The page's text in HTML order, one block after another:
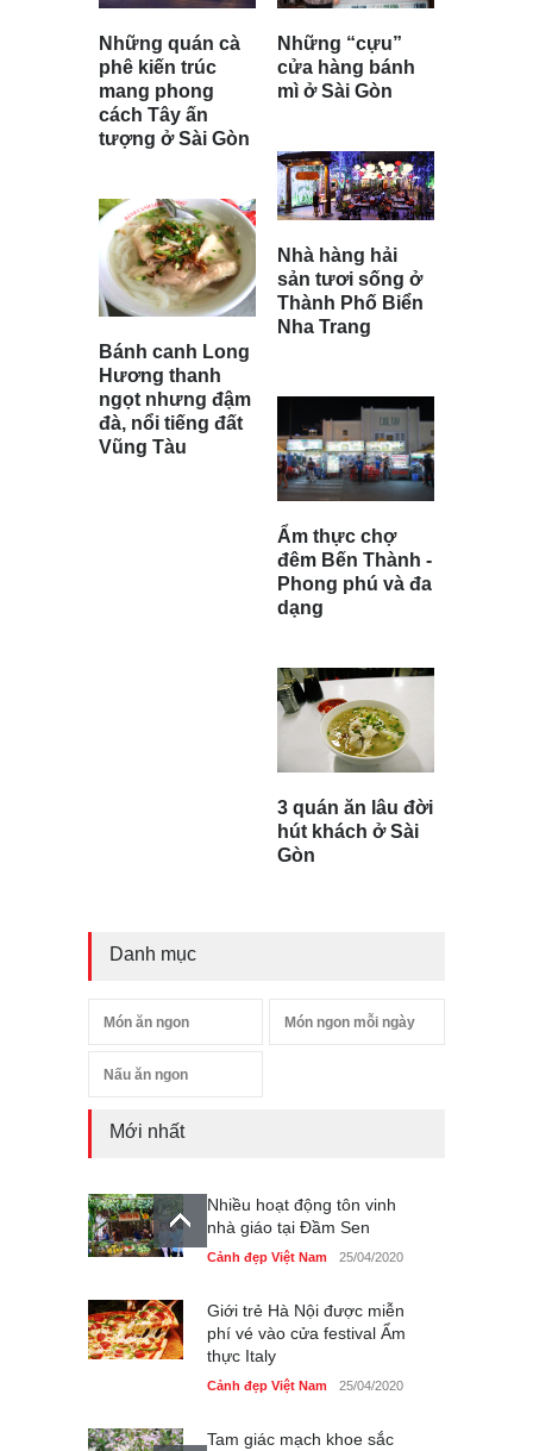
Những quán cà
phê kiến trúc
mang phong
cách Tây ấn
tượng ở Sài Gòn
Bánh canh Long
Hương thanh
ngọt nhưng đậm
đà, nổi tiếng đất
Vũng Tàu
Những “cựu”
cửa hàng bánh
mì ở Sài Gòn
Nhà hàng hải
sản tươi sống ở
Thành Phố Biển
Nha Trang
Ẩm thực chợ
đêm Bến Thành -
Phong phú và đa
dạng
3 quán ăn lâu đời
hút khách ở Sài
Gòn
Danh mục
Món ăn ngon Món ngon mỗi ngày
Nấu ăn ngon
Mới nhất
Nhiều hoạt động tôn vinh
nhà giáo tại Đầm Sen
Cảnh đẹp Việt Nam 25/04/2020
Giới trẻ Hà Nội được miễn
phí vé vào cửa festival Ẩm
thực Italy
Cảnh đẹp Việt Nam 25/04/2020
Tam giác mạch khoe sắc